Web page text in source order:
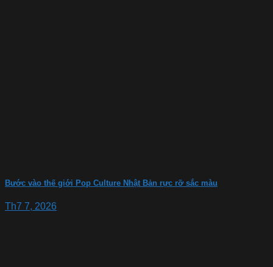
Bước vào thế giới Pop Culture Nhật Bản rực rỡ sắc màu
Th7 7, 2026